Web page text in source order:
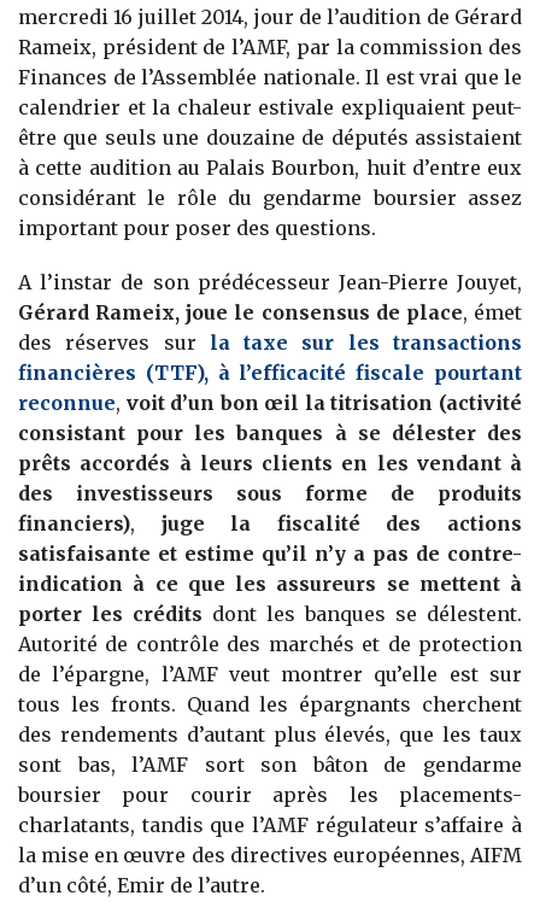
mercredi 16 juillet 2014, jour de l’audition de Gérard
Rameix, président de l’AMF, par la commission des
Finances de l’Assemblée nationale. Il est vrai que le
calendrier et la chaleur estivale expliquaient peut-
être que seuls une douzaine de députés assistaient
à cette audition au Palais Bourbon, huit d’entre eux
considérant le rôle du gendarme boursier assez
important pour poser des questions.
A l’instar de son prédécesseur Jean-Pierre Jouyet,
Gérard Rameix, joue le consensus de place, émet
des réserves sur
la taxe sur les transactions
financières (TTF), à l’efficacité fiscale pourtant
reconnue, voit d’un bon œil la titrisation (activité
consistant pour les banques à se délester des
prêts accordés à leurs clients en les vendant à
des investisseurs sous forme de produits
financiers), juge la fiscalité des actions
satisfaisante et estime qu’il n’y a pas de contre-
indication à ce que les assureurs se mettent à
porter les crédits dont les banques se délestent.
Autorité de contrôle des marchés et de protection
de l’épargne, l’AMF veut montrer qu’elle est sur
tous les fronts. Quand les épargnants cherchent
des rendements d’autant plus élevés, que les taux
sont bas, l’AMF sort son bâton de gendarme
boursier pour courir après les placements-
charlatants, tandis que l’AMF régulateur s’affaire à
la mise en œuvre des directives européennes, AIFM
d’un côté, Emir de l’autre.